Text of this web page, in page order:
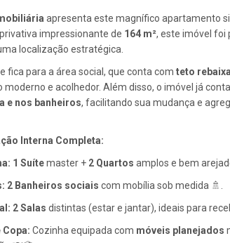
apresenta este magnífico apartamento
impressionante de 164 m², este imóvel foi
localização estratégica.
fica para a área social, que conta com teto
moderno e acolhedor. Além disso, o imóvel já
e nos banheiros, facilitando sua mudança e
Interna Completa:
1 Suítemaster + 2 Quartos amplos e bem
2 Banheiros sociais com mobília sob medida 🚿.
2 Salas distintas (estar e jantar), ideais para
Copa: Cozinha equipada com móveis planejados